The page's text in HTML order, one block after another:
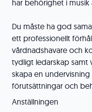
har behörighet i musik
Du måste ha god
ett professionellt
vårdnadshavare och
tydligt ledarskap samt
skapa en undervisning
förutsättningar och
Anställningen